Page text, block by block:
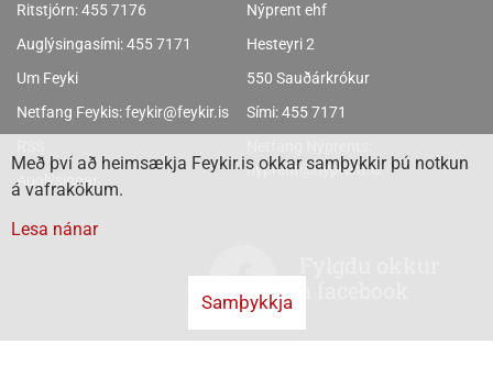
Ritstjórn:455 7176
Auglýsingasími:455 7171
Um Feyki
Netfang Feykis:feykir@feykir.is
Auglýsingar
Nýprent ehf
Hesteyri 2
550 Sauðárkrókur
Sími:455 7171
nyprent@nyprent.is
Með því að heimsækja Feykir.is okkar samþykkir þú notkun
á vafrakökum.
Lesa nánar
Samþykkja